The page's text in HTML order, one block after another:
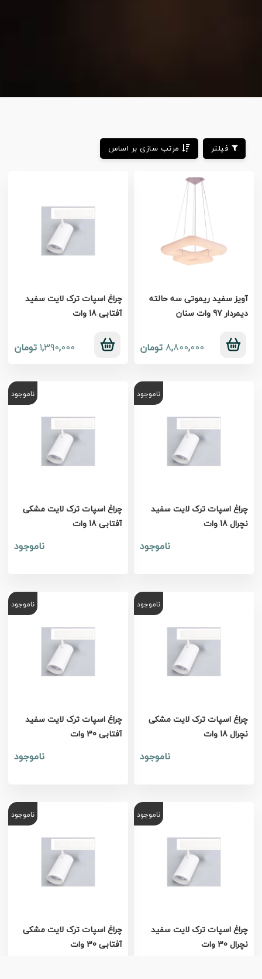
مرتب سازی بر اساس
آویز سفید ریموتی سه حالته
دیمردار 97 وات سنان
8,800,000 تومان
چراغ اسپات ترک لایت سفید
آفتابی 18 وات
1,390,000 تومان
چراغ اسپات ترک لایت سفید
نچرال 18 وات
ناموجود
ناموجود
چراغ اسپات ترک لایت مشکی
آفتابی 18 وات
ناموجود
ناموجود
چراغ اسپات ترک لایت مشکی
نچرال 18 وات
ناموجود
ناموجود
چراغ اسپات ترک لایت سفید
آفتابی 30 وات
ناموجود
ناموجود
چراغ اسپات ترک لایت سفید
نچرال 30 وات
ناموجود
چراغ اسپات ترک لایت مشکی
آفتابی 30 وات
ناموجود